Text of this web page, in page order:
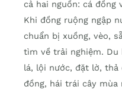
cả hai nguồn: cá đồng
Khi đồng ruộng ngập
chuẩn bị xuồng, vèo,
tìm về trải nghiệm. Du
lá, lội nước, đặt lờ, thả
đồng, hái trái cây mùa